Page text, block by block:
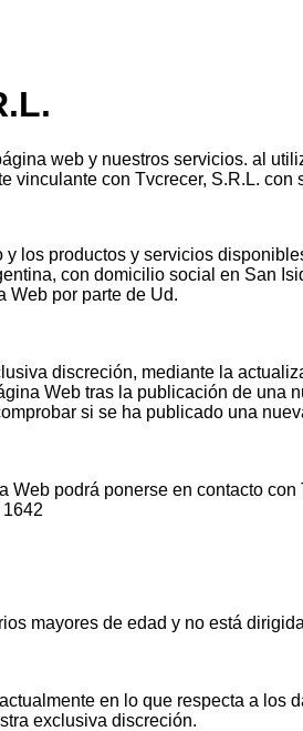
web y nuestros servicios. al
vinculante con Tvcrecer, S.R.L.
los productos y servicios
con domicilio social en San
Web por parte de Ud.
discreción, mediante la
Web tras la publicación de
si se ha publicado una
podrá ponerse en contacto
mayores de edad y no está
en lo que respecta a los
exclusiva discreción.